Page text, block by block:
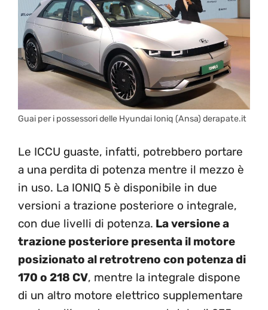
Guai per i possessori delle Hyundai Ioniq (Ansa) derapate.it
Le ICCU guaste, infatti, potrebbero portare
a una perdita di potenza mentre il mezzo è
in uso. La IONIQ 5 è disponibile in due
versioni a trazione posteriore o integrale,
con due livelli di potenza. La versione a
trazione posteriore presenta il motore
posizionato al retrotreno con potenza di
170 o 218 CV, mentre la integrale dispone
di un altro motore elettrico supplementare